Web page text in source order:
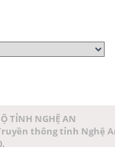
TỈNH NGHỆ AN
thông tỉnh Nghệ